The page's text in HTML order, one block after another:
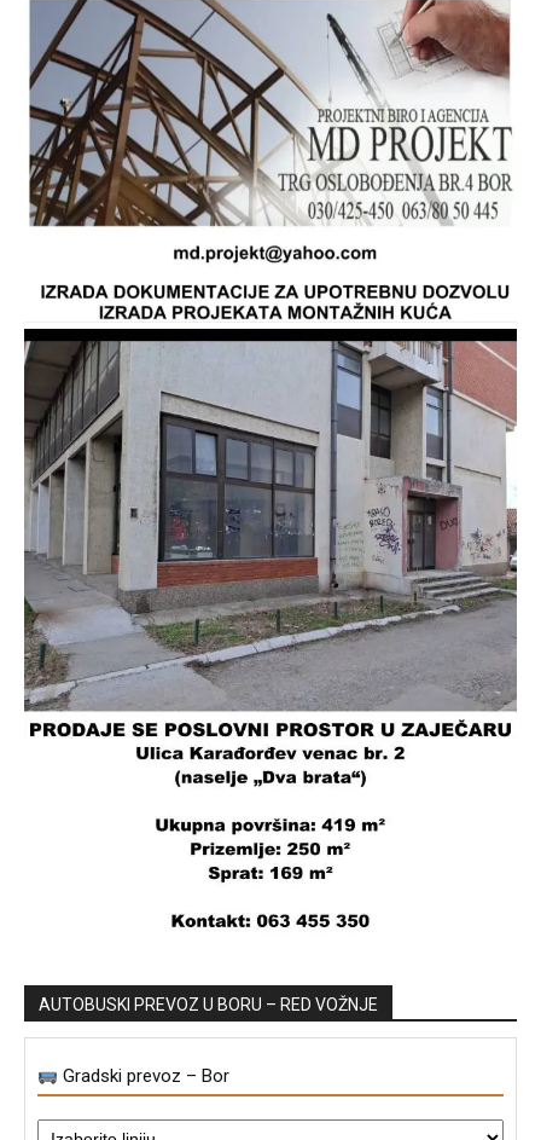
AUTOBUSKI PREVOZ U BORU – RED VOŽNJE
Gradski prevoz – Bor